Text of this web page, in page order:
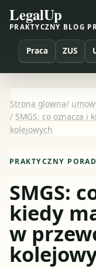
LegalUp
PRAKTYCZNY BLOG
Praca ZUS
Strona glowna/
/ SMGS: co oznacza i
kolejowych
PRAKTYCZNY
SMGS:
kiedy
w